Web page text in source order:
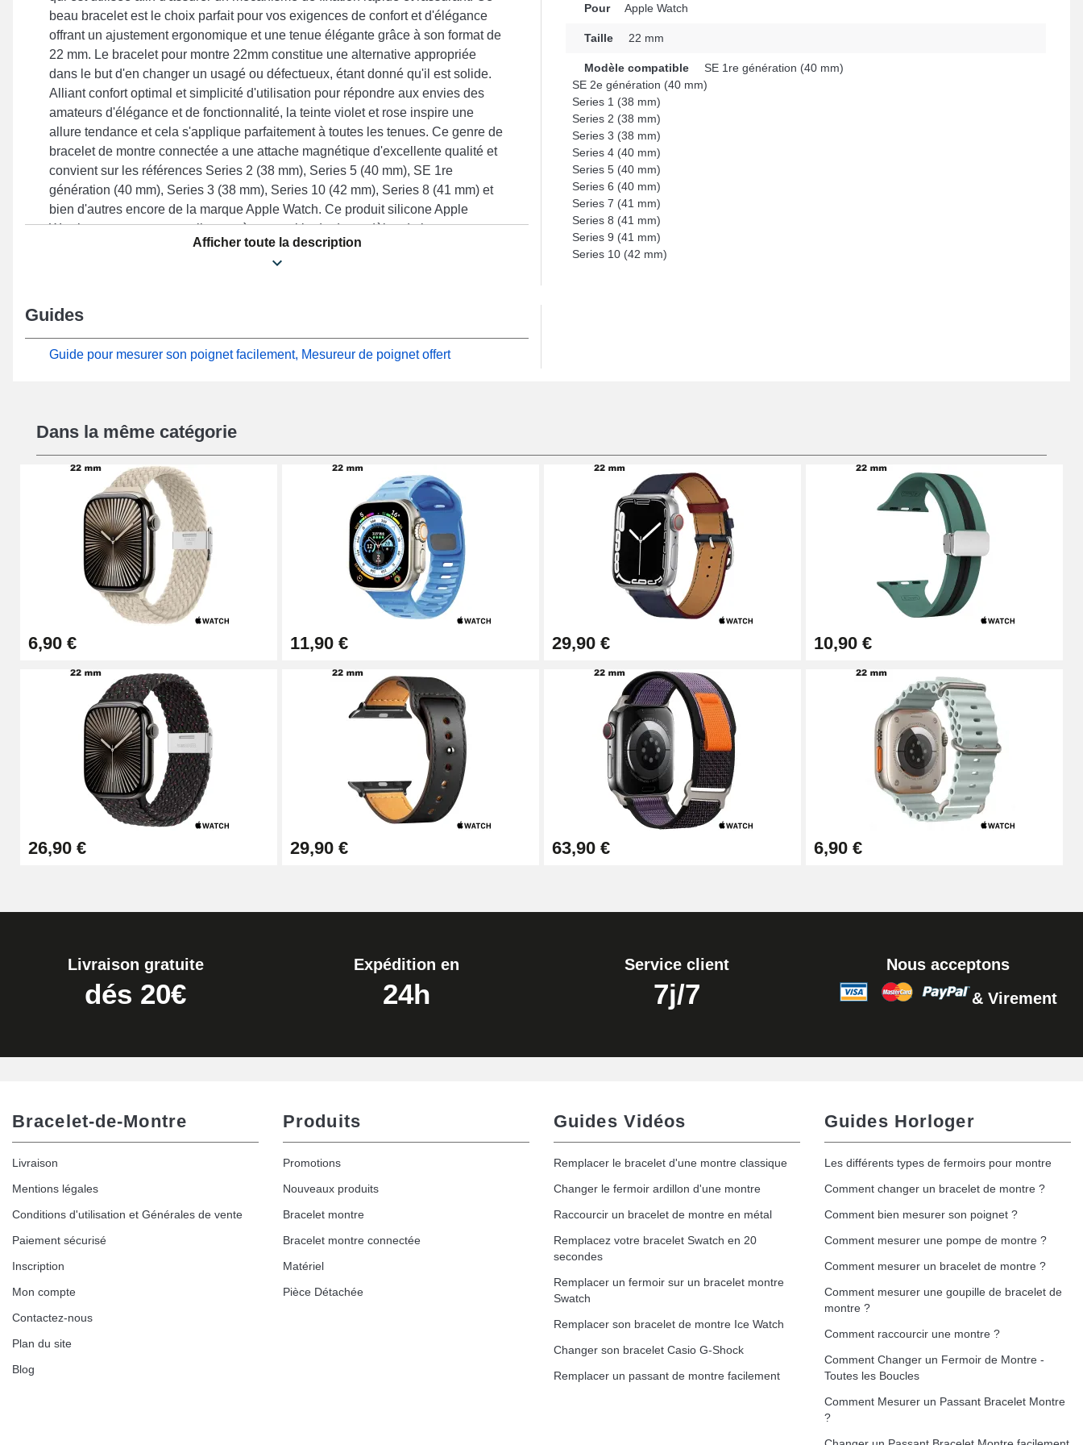
beau bracelet est le choix parfait pour vos exigences de confort et d'élégance
offrant un ajustement ergonomique et une tenue élégante grâce à son format de
22 mm. Le bracelet pour montre 22mm constitue une alternative appropriée
dans le but d'en changer un usagé ou défectueux, étant donné qu'il est solide.
Alliant confort optimal et simplicité d'utilisation pour répondre aux envies des
amateurs d'élégance et de fonctionnalité, la teinte violet et rose inspire une
allure tendance et cela s'applique parfaitement à toutes les tenues. Ce genre de
bracelet de montre connectée a une attache magnétique d'excellente qualité et
convient sur les références Series 2 (38 mm), Series 5 (40 mm), SE 1re
génération (40 mm), Series 3 (38 mm), Series 10 (42 mm), Series 8 (41 mm) et
bien d'autres encore de la marque Apple Watch. Ce produit silicone Apple
Watch se connecte naturellement à une multitude de modèles de la marque.
Afficher toute la description
Pour Apple Watch
Taille 22 mm
Modèle compatible
SE 1re génération (40 mm)
SE 2e génération (40 mm)
Series 1 (38 mm)
Series 2 (38 mm)
Series 3 (38 mm)
Series 4 (40 mm)
Series 5 (40 mm)
Series 6 (40 mm)
Series 7 (41 mm)
Series 8 (41 mm)
Series 9 (41 mm)
Series 10 (42 mm)
Guides
Guide pour mesurer son poignet facilement, Mesureur de poignet offert
Dans la même catégorie
6,90 € 11,90 € 29,90 € 10,90 €
26,90 € 29,90 € 63,90 € 6,90 €
Livraison gratuite
dés 20€
Expédition en
24h
Service client
7j/7
Nous acceptons
& Virement
Bracelet-de-Montre
Livraison
Mentions légales
Conditions d'utilisation et Générales de vente
Paiement sécurisé
Inscription
Mon compte
Contactez-nous
Plan du site
Blog
Produits
Promotions
Nouveaux produits
Bracelet montre
Bracelet montre connectée
Matériel
Pièce Détachée
Guides Vidéos
Remplacer le bracelet d'une montre classique
Changer le fermoir ardillon d'une montre
Raccourcir un bracelet de montre en métal
Remplacez votre bracelet Swatch en 20
secondes
Remplacer un fermoir sur un bracelet montre
Swatch
Remplacer son bracelet de montre Ice Watch
Changer son bracelet Casio G-Shock
Remplacer un passant de montre facilement
Guides Horloger
Les différents types de fermoirs pour montre
Comment changer un bracelet de montre ?
Comment bien mesurer son poignet ?
Comment mesurer une pompe de montre ?
Comment mesurer un bracelet de montre ?
Comment mesurer une goupille de bracelet de
montre ?
Comment raccourcir une montre ?
Comment Changer un Fermoir de Montre -
Toutes les Boucles
Comment Mesurer un Passant Bracelet Montre
?